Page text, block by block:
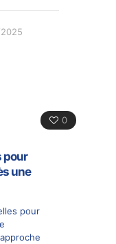
0
pour
une
pour